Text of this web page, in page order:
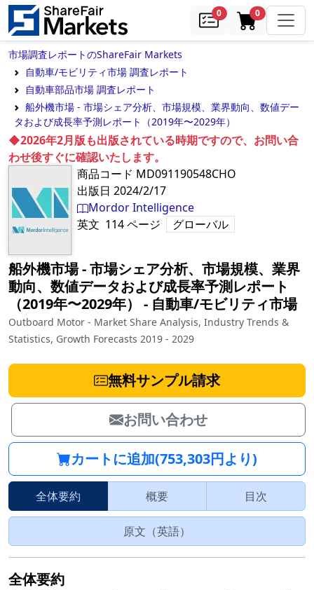
0samples0in cart
市場調査レポートのShareFair Markets
自動車/モビリティ市場 調査レポート
自動車部品市場 調査レポート
船外機市場 - 市場シェア分析、市場規模、業界動向、数値デー
タおよび成長率予測レポート（2019年〜2029年）
◆2026年2月版も出版されている時期ですので、お問い合
わせ後すぐに確認いたします。
商品コード MD091190548CHO
出版日 2024/2/17
Mordor Intelligence
英文 114ページ グローバル
船外機市場 - 市場シェア分析、市場規模、業界
動向、数値データおよび成長率予測レポート
（2019年〜2029年）
‐ 自動車/モビリティ市場
Outboard Motor - Market Share Analysis, Industry Trends &
Statistics, Growth Forecasts 2019 - 2029
無料サンプル請求
お問い合わせ
カートに追加(753,303円より)
全体要約 概要 目次
原文（英語）
全体要約